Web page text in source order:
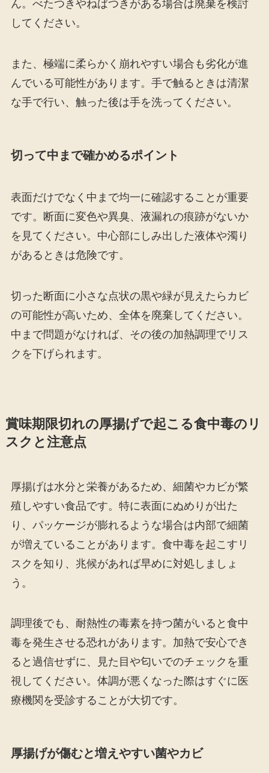
ん。べたつきやねばつきがある場合は廃棄を検討
してください。
また、極端に柔らかく崩れやすい場合も劣化が進
んでいる可能性があります。手で触るときは清潔
な手で行い、触った後は手を洗ってください。
切って中まで確かめるポイント
表面だけでなく中まで均一に確認することが重要
です。断面に変色や異臭、液漏れの痕跡がないか
を見てください。中心部にしみ出した液体や濁り
があるときは危険です。
切った断面に小さな点状の黒や緑が見えたらカビ
の可能性が高いため、全体を廃棄してください。
中まで問題がなければ、その後の加熱調理でリス
クを下げられます。
賞味期限切れの厚揚げで起こる食中毒のリ
スクと注意点
厚揚げは水分と栄養があるため、細菌やカビが繁
殖しやすい食品です。特に表面にぬめりが出た
り、パッケージが膨れるような場合は内部で細菌
が増えていることがあります。食中毒を起こすリ
スクを知り、兆候があれば早めに対処しましょ
う。
調理後でも、耐熱性の毒素を持つ菌がいると食中
毒を発生させる恐れがあります。加熱で安心でき
ると過信せずに、見た目や匂いでのチェックを重
視してください。体調が悪くなった際はすぐに医
療機関を受診することが大切です。
厚揚げが傷むと増えやすい菌やカビ